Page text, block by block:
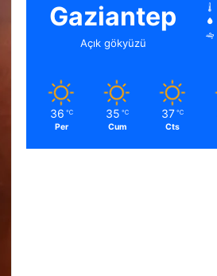
Gaziantep
Açık gökyüzü
36 ℃
Per
35 ℃
Cum
37 ℃
Cts